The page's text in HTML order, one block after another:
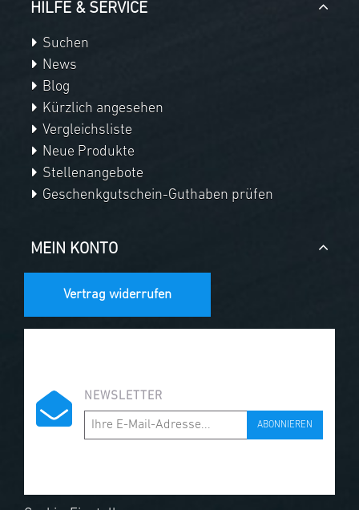
HILFE & SERVICE
Suchen
News
Blog
Kürzlich angesehen
Vergleichsliste
Neue Produkte
Stellenangebote
Geschenkgutschein-Guthaben prüfen
MEIN KONTO
Vertrag widerrufen
NEWSLETTER
ABONNIEREN